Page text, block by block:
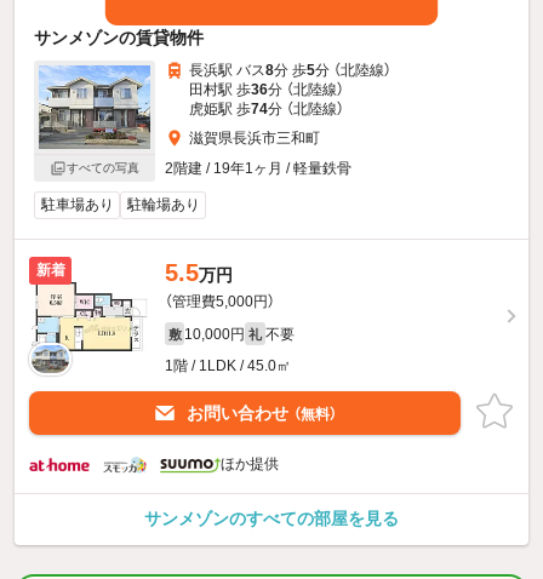
サンメゾンの賃貸物件
すべての写真
長浜駅 バス8分 歩5分 （北陸線）
田村駅 歩36分 （北陸線）
虎姫駅 歩74分 （北陸線）
滋賀県長浜市三和町
2階建 / 19年1ヶ月 / 軽量鉄骨
駐車場あり 駐輪場あり
新着 5.5万円
（管理費5,000円）
敷 10,000円 礼 不要
1階 / 1LDK / 45.0㎡
お問い合わせ （無料）
ほか提供
サンメゾンのすべての部屋を見る